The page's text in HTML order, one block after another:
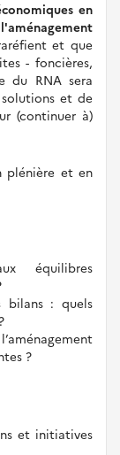
en
et que
- foncières,
du RNA sera
et de
(continuer à)
plénière et en
équilibres
bilans : quels
?
et initiatives